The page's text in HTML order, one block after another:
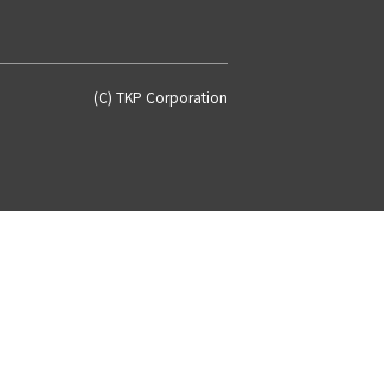
(C) TKP Corporation